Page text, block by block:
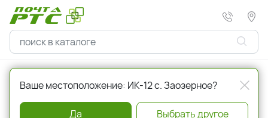
Главная Регистрация
Ваше местоположение: ИК-12 с. Заозерное?
Да Выбрать другое